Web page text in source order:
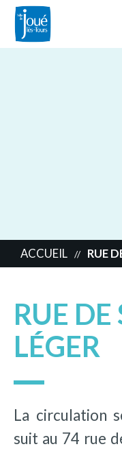
ACCUEIL // RUE
RUE
LÉGER
La circulation
suit au 74 rue